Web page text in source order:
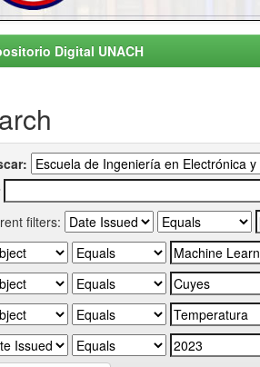
Digital UNACH
filters: